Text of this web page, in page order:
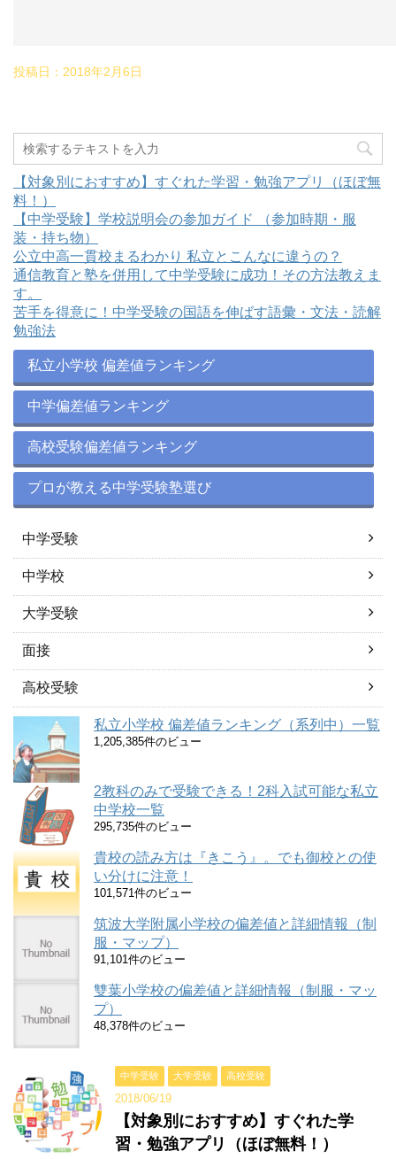
投稿日： 2018年2月6日
【対象別におすすめ】すぐれた学習・勉強アプリ（ほぼ無
料！）
【中学受験】学校説明会の参加ガイド （参加時期・服
装・持ち物）
公立中高一貫校まるわかり 私立とこんなに違うの？
通信教育と塾を併用して中学受験に成功！その方法教えま
す。
苦手を得意に！中学受験の国語を伸ばす語彙・文法・読解
勉強法
私立小学校 偏差値ランキング
中学偏差値ランキング
高校受験偏差値ランキング
プロが教える中学受験塾選び
中学受験
中学校
大学受験
面接
高校受験
私立小学校 偏差値ランキング（系列中）一覧
1,205,385件のビュー
2教科のみで受験できる！2科入試可能な私立
中学校一覧
295,735件のビュー
貴校の読み方は『きこう』。でも御校との使
い分けに注意！
101,571件のビュー
筑波大学附属小学校の偏差値と詳細情報（制
服・マップ）
91,101件のビュー
雙葉小学校の偏差値と詳細情報（制服・マッ
プ）
48,378件のビュー
中学受験 大学受験 高校受験
2018/06/19
【対象別におすすめ】すぐれた学
習・勉強アプリ（ほぼ無料！）